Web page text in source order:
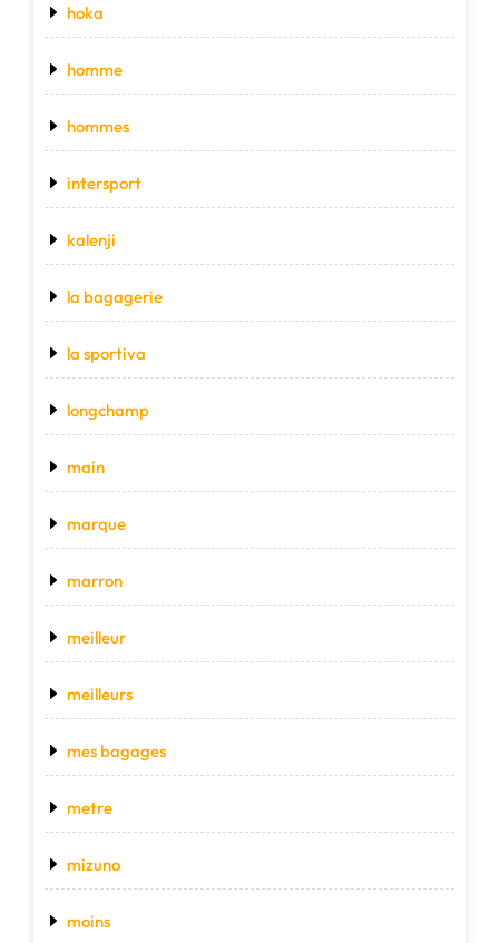
hoka
homme
hommes
intersport
kalenji
la bagagerie
la sportiva
longchamp
main
marque
marron
meilleur
meilleurs
mes bagages
metre
mizuno
moins